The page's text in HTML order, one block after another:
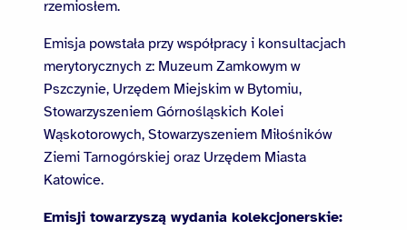
rzemiosłem.
Emisja powstała przy współpracy i konsultacjach
merytorycznych z: Muzeum Zamkowym w
Pszczynie, Urzędem Miejskim w Bytomiu,
Stowarzyszeniem Górnośląskich Kolei
Wąskotorowych, Stowarzyszeniem Miłośników
Ziemi Tarnogórskiej oraz Urzędem Miasta
Katowice.
Emisji towarzyszą wydania kolekcjonerskie: